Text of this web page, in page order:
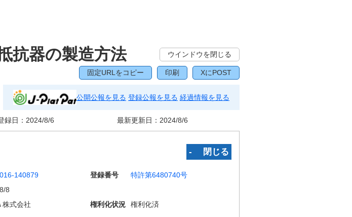
抗器の製造方法 ウインドウを閉じる
固定URLをコピー 印刷 XにPOST
公開公報を見る 登録公報を見る 経過情報を見る
録日： 2024/8/6 最新更新日： 2024/8/6
‐ 閉じる
140879 登録番号
特許第6480740号
8
株式会社 権利化状況
権利化済